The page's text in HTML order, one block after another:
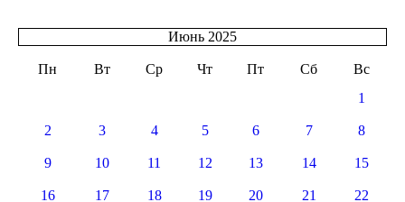
Июнь 2025
Пн Вт Ср Чт Пт Сб
Вс
1
2 3 4 5 6 7 8
9 10 11 12 13 14 15
16 17 18 19 20 21 22